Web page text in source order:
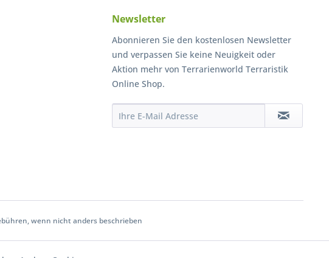
Newsletter
Abonnieren Sie den kostenlosen Newsletter
und verpassen Sie keine Neuigkeit oder
Aktion mehr von Terrarienworld Terraristik
Online Shop.
wenn nicht anders beschrieben